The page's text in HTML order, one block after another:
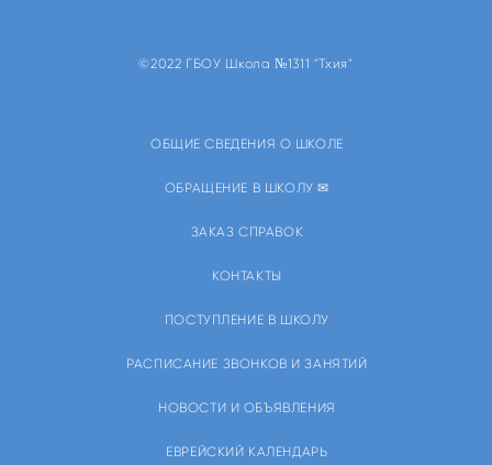
©2022 ГБОУ Школа №1311 "Тхия"
ОБЩИЕ СВЕДЕНИЯ О ШКОЛЕ
ОБРАЩЕНИЕ В ШКОЛУ ✉
ЗАКАЗ СПРАВОК
КОНТАКТЫ
ПОСТУПЛЕНИЕ В ШКОЛУ
РАСПИСАНИЕ ЗВОНКОВ И ЗАНЯТИЙ
НОВОСТИ И ОБЪЯВЛЕНИЯ
ЕВРЕЙСКИЙ КАЛЕНДАРЬ